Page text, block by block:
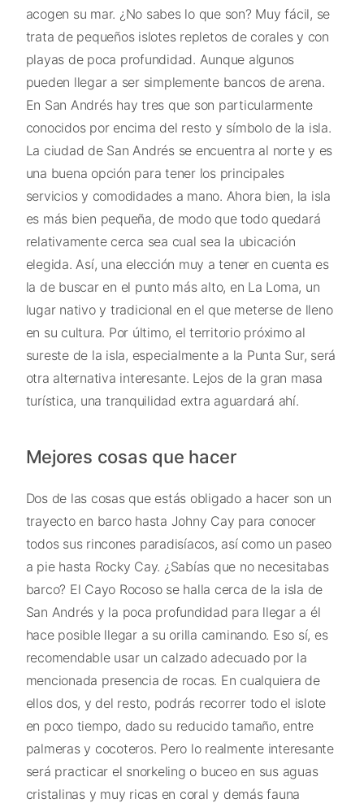
acogen su mar. ¿No sabes lo que son? Muy fácil, se
trata de pequeños islotes repletos de corales y con
playas de poca profundidad. Aunque algunos
pueden llegar a ser simplemente bancos de arena.
En San Andrés hay tres que son particularmente
conocidos por encima del resto y símbolo de la isla.
La ciudad de San Andrés se encuentra al norte y es
una buena opción para tener los principales
servicios y comodidades a mano. Ahora bien, la isla
es más bien pequeña, de modo que todo quedará
relativamente cerca sea cual sea la ubicación
elegida. Así, una elección muy a tener en cuenta es
la de buscar en el punto más alto, en La Loma, un
lugar nativo y tradicional en el que meterse de lleno
en su cultura. Por último, el territorio próximo al
sureste de la isla, especialmente a la Punta Sur, será
otra alternativa interesante. Lejos de la gran masa
turística, una tranquilidad extra aguardará ahí.
Mejores cosas que hacer
Dos de las cosas que estás obligado a hacer son un
trayecto en barco hasta Johny Cay para conocer
todos sus rincones paradisíacos, así como un paseo
a pie hasta Rocky Cay. ¿Sabías que no necesitabas
barco? El Cayo Rocoso se halla cerca de la isla de
San Andrés y la poca profundidad para llegar a él
hace posible llegar a su orilla caminando. Eso sí, es
recomendable usar un calzado adecuado por la
mencionada presencia de rocas. En cualquiera de
ellos dos, y del resto, podrás recorrer todo el islote
en poco tiempo, dado su reducido tamaño, entre
palmeras y cocoteros. Pero lo realmente interesante
será practicar el snorkeling o buceo en sus aguas
cristalinas y muy ricas en coral y demás fauna